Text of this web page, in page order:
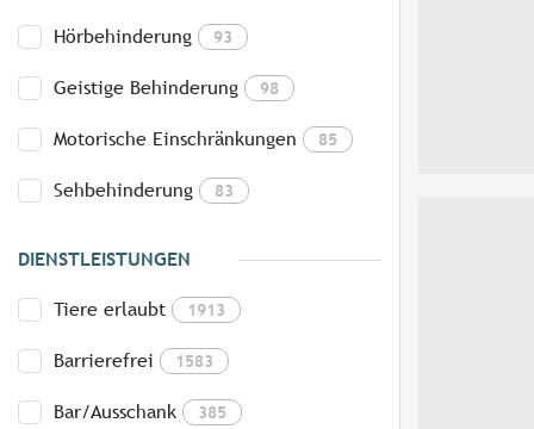
Hörbehinderung 93
Geistige Behinderung 98
Motorische Einschränkungen 85
Sehbehinderung 83
DIENSTLEISTUNGEN
Tiere erlaubt 1913
Barrierefrei 1583
Bar/Ausschank 385